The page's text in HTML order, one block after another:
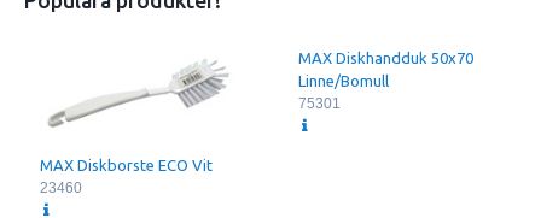
MAX Diskborste ECO Vit
23460
MAX Diskhandduk 50x70
Linne/Bomull
75301